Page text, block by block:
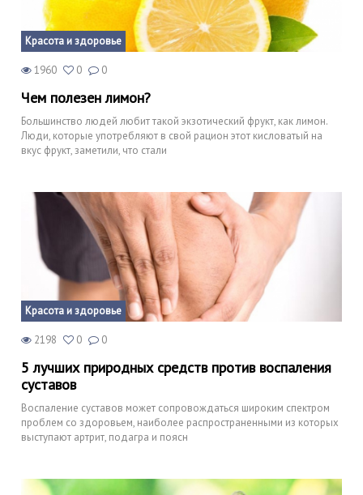
Красота и здоровье
1960 0 0
Чем полезен лимон?
Большинство людей любит такой экзотический фрукт, как лимон.
Люди, которые употребляют в свой рацион этот кисловатый на
вкус фрукт, заметили, что стали
Красота и здоровье
2198 0 0
5 лучших природных средств против воспаления
суставов
Воспаление суставов может сопровождаться широким спектром
проблем со здоровьем, наиболее распространенными из которых
выступают артрит, подагра и поясн